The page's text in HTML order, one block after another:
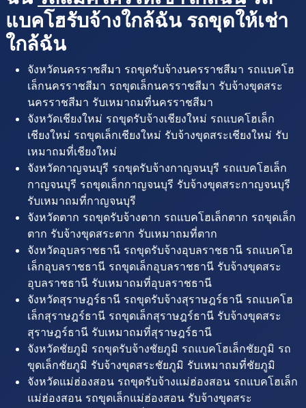
แบคโฮรับจ้างใกล้ฉัน รถขุดให้เช่า
ใกล้ฉัน
จังหวัดนครราชสีมา รถขุดรับจ้างนครราชสีมา รถแบคโฮ
เล็กนครราชสีมา รถขุดเล็กนครราชสีมา รับจ้างขุดสระ
นครราชสีมา รับเหมาถมที่นครราชสีมา
จังหวัดเชียงใหม่ รถขุดรับจ้างเชียงใหม่ รถแบคโฮเล็ก
เชียงใหม่ รถขุดเล็กเชียงใหม่ รับจ้างขุดสระเชียงใหม่ รับ
เหมาถมที่เชียงใหม่
จังหวัดกาญจนบุรี รถขุดรับจ้างกาญจนบุรี รถแบคโฮเล็ก
กาญจนบุรี รถขุดเล็กกาญจนบุรี รับจ้างขุดสระกาญจนบุรี
รับเหมาถมที่กาญจนบุรี
จังหวัดตาก รถขุดรับจ้างตาก รถแบคโฮเล็กตาก รถขุดเล็ก
ตาก รับจ้างขุดสระตาก รับเหมาถมที่ตาก
จังหวัดอุบลราชธานี รถขุดรับจ้างอุบลราชธานี รถแบคโฮ
เล็กอุบลราชธานี รถขุดเล็กอุบลราชธานี รับจ้างขุดสระ
อุบลราชธานี รับเหมาถมที่อุบลราชธานี
จังหวัดสุราษฎร์ธานี รถขุดรับจ้างสุราษฎร์ธานี รถแบคโฮ
เล็กสุราษฎร์ธานี รถขุดเล็กสุราษฎร์ธานี รับจ้างขุดสระ
สุราษฎร์ธานี รับเหมาถมที่สุราษฎร์ธานี
จังหวัดชัยภูมิ รถขุดรับจ้างชัยภูมิ รถแบคโฮเล็กชัยภูมิ รถ
ขุดเล็กชัยภูมิ รับจ้างขุดสระชัยภูมิ รับเหมาถมที่ชัยภูมิ
จังหวัดแม่ฮ่องสอน รถขุดรับจ้างแม่ฮ่องสอน รถแบคโฮเล็ก
แม่ฮ่องสอน รถขุดเล็กแม่ฮ่องสอน รับจ้างขุดสระ